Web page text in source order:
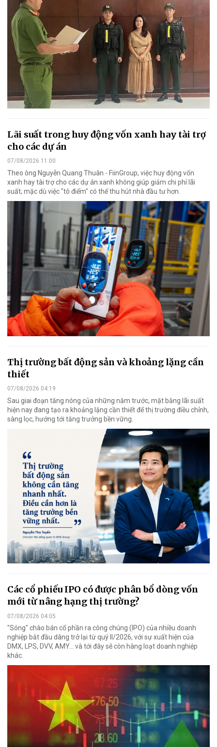
Lãi suất trong huy động vốn xanh hay tài trợ
cho các dự án
07/08/2026 11:00
Theo ông Nguyễn Quang Thuân - FiinGroup, việc huy động vốn
xanh hay tài trợ cho các dự án xanh không giúp giảm chi phí lãi
suất; mặc dù việc "tô điểm" có thể thu hút nhà đầu tư hơn.
Thị trường bất động sản và khoảng lặng cần
thiết
07/08/2026 04:19
Sau giai đoạn tăng nóng của những năm trước, mặt bằng lãi suất
hiện nay đang tạo ra khoảng lặng cần thiết để thị trường điều chỉnh,
sàng lọc, hướng tới tăng trưởng bền vững.
Các cổ phiếu IPO có được phân bổ dòng vốn
mới từ nâng hạng thị trường?
07/08/2026 04:05
"Sóng" chào bán cổ phần ra công chúng (IPO) của nhiều doanh
nghiệp bắt đầu dâng trở lại từ quý II/2026, với sự xuất hiện của
DMX, LPS, DVV, AMY... và tới đây sẽ còn hàng loạt doanh nghiệp
khác.